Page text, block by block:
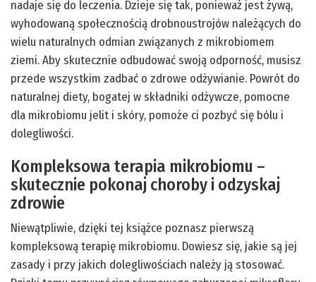
nadaje się do leczenia. Dzieje się tak, ponieważ jest żywą,
wyhodowaną społecznością drobnoustrojów należących do
wielu naturalnych odmian związanych z mikrobiomem
ziemi. Aby skutecznie odbudować swoją odporność, musisz
przede wszystkim zadbać o zdrowe odżywianie. Powrót do
naturalnej diety, bogatej w składniki odżywcze, pomocne
dla mikrobiomu jelit i skóry, pomoże ci pozbyć się bólu i
dolegliwości.
Kompleksowa terapia mikrobiomu –
skutecznie pokonaj choroby i odzyskaj
zdrowie
Niewątpliwie, dzięki tej książce poznasz pierwszą
kompleksową terapię mikrobiomu. Dowiesz się, jakie są jej
zasady i przy jakich dolegliwościach należy ją stosować.